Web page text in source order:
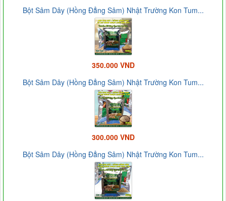
Bột Sâm Dây (Hồng Đẳng Sâm) Nhật Trường Kon Tum...
350.000 VND
Bột Sâm Dây (Hồng Đẳng Sâm) Nhật Trường Kon Tum...
300.000 VND
Bột Sâm Dây (Hồng Đẳng Sâm) Nhật Trường Kon Tum...